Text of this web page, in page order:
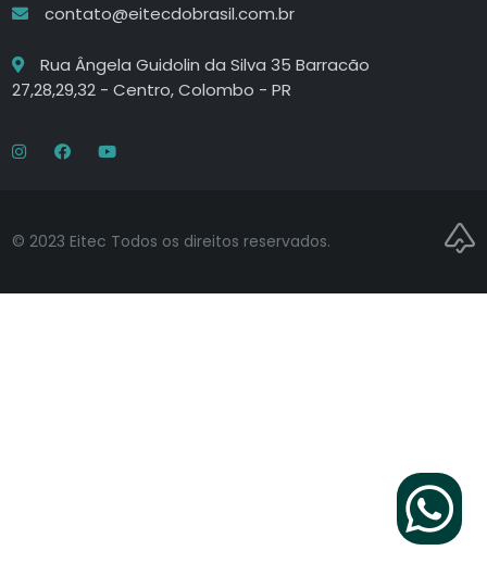
contato@eitecdobrasil.com.br
Rua Ângela Guidolin da Silva 35 Barracão
27,28,29,32 - Centro, Colombo - PR
© 2023 Eitec Todos os direitos reservados.